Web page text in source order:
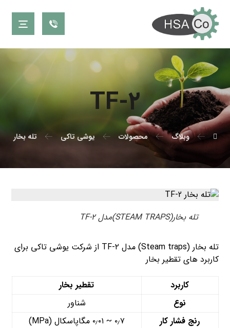
TF-۲
وبلاگ محصولات یوشی تاکی تله بخار
تله بخار(STEAM TRAPS)مدل TF-۲
تله بخار (Steam traps) مدل TF-۲ از شرکت یوشی تاکی برای
کاربرد های تقطیر بخار
کاربرد
تقطیر بخار
نوع
شناور
رنج فشار کار
۰٫۷ ~ ۰٫۰۱ مگاپاسکال (MPa)